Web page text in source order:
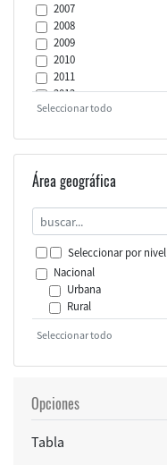
2007
2008
2009
2010
2011
2012
2013
2015
2017
2019
2020
2021
2022
2023
2024
Seleccionar todo
Área geográfica
Seleccionar por nivel
Nacional
Urbana
Rural
Seleccionar todo
Opciones
Tabla